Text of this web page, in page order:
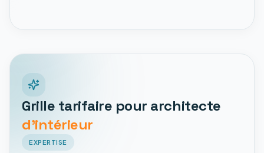
Grille tarifaire pour architecte
d'intérieur
EXPERTISE